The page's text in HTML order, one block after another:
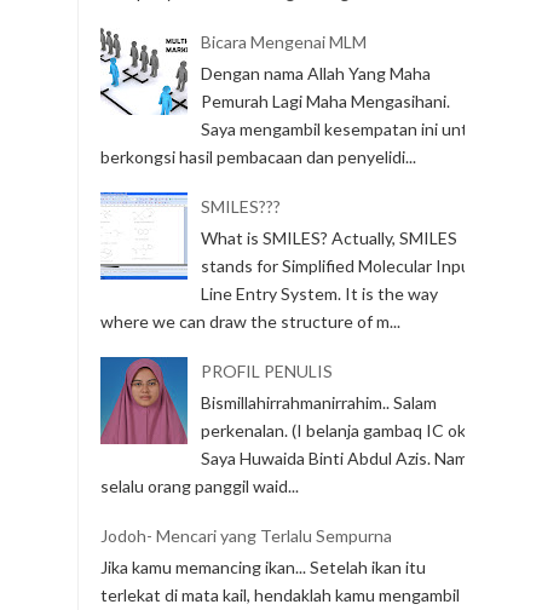
Bicara Mengenai MLM
Dengan nama Allah Yang Maha
Pemurah Lagi Maha Mengasihani.
Saya mengambil kesempatan ini untuk
berkongsi hasil pembacaan dan penyelidi...
SMILES???
What is SMILES? Actually, SMILES
stands for Simplified Molecular Input
Line Entry System. It is the way
where we can draw the structure of m...
PROFIL PENULIS
Bismillahirrahmanirrahim.. Salam
perkenalan. (I belanja gambaq IC ok)
Saya Huwaida Binti Abdul Azis. Nama
selalu orang panggil waid...
Jodoh- Mencari yang Terlalu Sempurna
Jika kamu memancing ikan... Setelah ikan itu
terlekat di mata kail, hendaklah kamu mengambil